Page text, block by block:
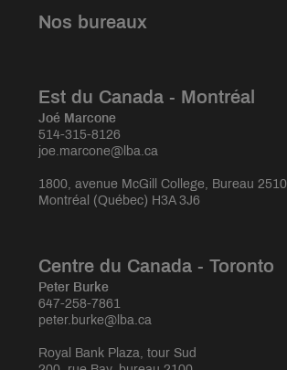
Nos bureaux
Est du Canada - Montréal
Joé Marcone
514-315-8126
joe.marcone@lba.ca
1800, avenue McGill College, Bureau 2510
Montréal (Québec) H3A 3J6
Centre du Canada - Toronto
Peter Burke
647-258-7861
peter.burke@lba.ca
Royal Bank Plaza, tour Sud